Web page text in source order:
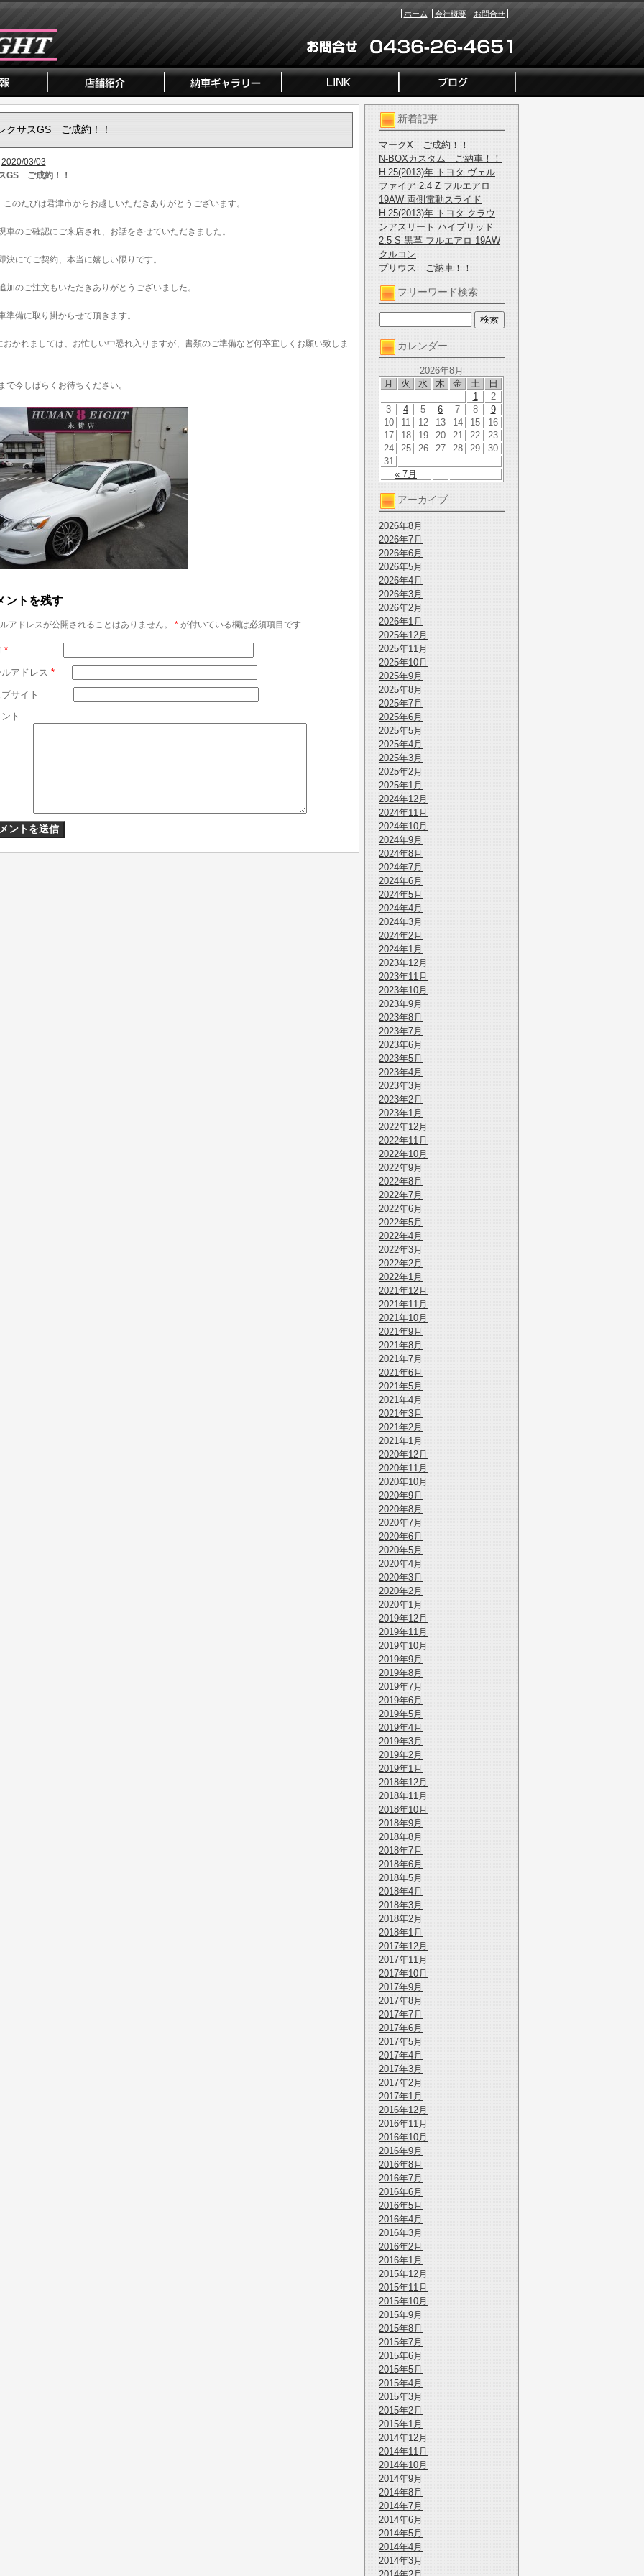
ホーム 会社概要 お問合せ
新着記事
マークX ご成約！！
N-BOXカスタム ご納車！！
H.25(2013)年 トヨタ ヴェル
ファイア 2.4 Z フルエアロ
19AW 両側電動スライド
H.25(2013)年 トヨタ クラウ
ンアスリート ハイブリッド
2.5 S 黒革 フルエアロ 19AW
クルコン
プリウス ご納車！！
フリーワード検索
カレンダー
2026年8月
月
火 水 木 金 土 日
« 7月
1
2
3
4 5 6 7 8
9
10
11 12 13 14 15
16
17
18 19 20 21 22
23
24
25 26 27 28 29
30
31
アーカイブ
2026年8月
2026年7月
2026年6月
2026年5月
2026年4月
2026年3月
2026年2月
2026年1月
2025年12月
2025年11月
2025年10月
2025年9月
2025年8月
2025年7月
2025年6月
2025年5月
2025年4月
2025年3月
2025年2月
2025年1月
2024年12月
2024年11月
2024年10月
2024年9月
2024年8月
2024年7月
2024年6月
2024年5月
2024年4月
2024年3月
2024年2月
2024年1月
2023年12月
2023年11月
2023年10月
2023年9月
2023年8月
2023年7月
2023年6月
2023年5月
2023年4月
2023年3月
2023年2月
2023年1月
2022年12月
2022年11月
2022年10月
2022年9月
2022年8月
2022年7月
2022年6月
2022年5月
2022年4月
2022年3月
2022年2月
2022年1月
2021年12月
2021年11月
2021年10月
2021年9月
2021年8月
2021年7月
2021年6月
2021年5月
2021年4月
2021年3月
2021年2月
2021年1月
2020年12月
2020年11月
2020年10月
2020年9月
2020年8月
2020年7月
2020年6月
2020年5月
2020年4月
2020年3月
2020年2月
2020年1月
2019年12月
2019年11月
2019年10月
2019年9月
2019年8月
2019年7月
2019年6月
2019年5月
2019年4月
2019年3月
2019年2月
2019年1月
2018年12月
2018年11月
2018年10月
2018年9月
2018年8月
2018年7月
2018年6月
2018年5月
2018年4月
2018年3月
2018年2月
2018年1月
2017年12月
2017年11月
2017年10月
2017年9月
2017年8月
2017年7月
2017年6月
2017年5月
2017年4月
2017年3月
2017年2月
2017年1月
2016年12月
2016年11月
2016年10月
2016年9月
2016年8月
2016年7月
2016年6月
2016年5月
2016年4月
2016年3月
2016年2月
2016年1月
2015年12月
2015年11月
2015年10月
2015年9月
2015年8月
2015年7月
2015年6月
2015年5月
2015年4月
2015年3月
2015年2月
2015年1月
2014年12月
2014年11月
2014年10月
2014年9月
2014年8月
2014年7月
2014年6月
2014年5月
2014年4月
2014年3月
クサスGS ご成約！！
2020/03/03
GS ご成約！！
このたびは君津市からお越しいただきありがとうございます。
車のご確認にご来店され、お話をさせていただきました。
決にてご契約、本当に嬉しい限りです。
加のご注文もいただきありがとうございました。
準備に取り掛からせて頂きます。
おかれましては、お忙しい中恐れ入りますが、書類のご準備など何卒宜しくお願い致しま
で今しばらくお待ちください。
ントを残す
アドレスが公開されることはありません。 *が付いている欄は必須項目です
*
ルアドレス *
サイト
ト